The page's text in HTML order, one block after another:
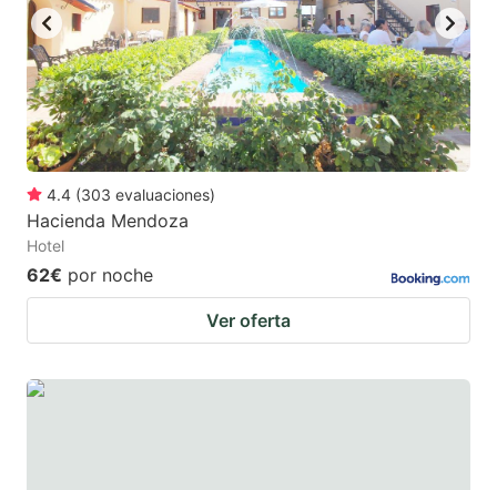
to
get
the
keyboard
shortcuts
for
changing
to
get
the
keyboard
shortcuts
4.4 (303 evaluaciones)
Hacienda Mendoza
Hotel
62€ por noche
Ver oferta